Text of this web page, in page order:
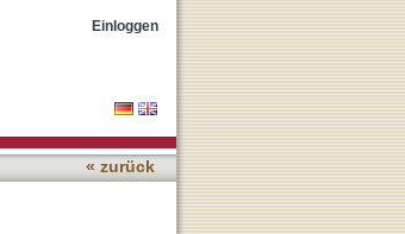
Einloggen
« zurück